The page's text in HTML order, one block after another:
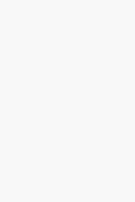
头抗争将教